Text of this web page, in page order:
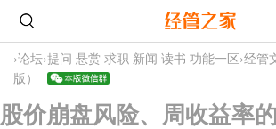
›论坛›提问 悬赏 求职 新闻 读书 功能一区 ›经管
版）
股价崩盘风险、周收益率